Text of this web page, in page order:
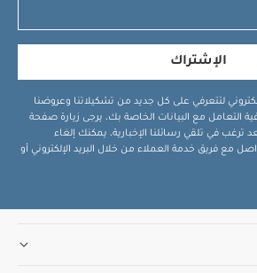
الإشتراك
لتتعرفي على كل جديد من تشكيلاتنا وعروضنا
التعامل مع البيانات الخاصة بك، يرجى زيارة صفحة
ترغب في تلقي رسائلنا الإخبارية، يمكنك إلغاء
مع فريق خدمة العملاء من خلال البريد الإلكتروني أو